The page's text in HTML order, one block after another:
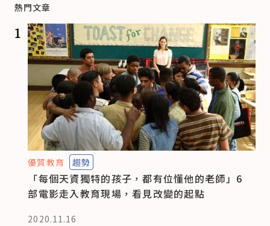
熱門文章
1
優質教育 趨勢
「每個天資獨特的孩子，都有位懂他的老師」6
部電影走入教育現場，看見改變的起點
2020.11.16